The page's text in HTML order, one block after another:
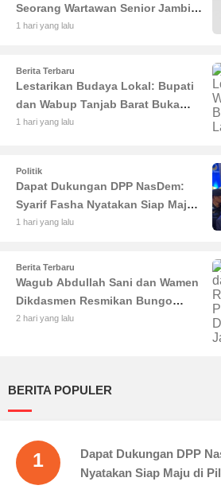
Seorang Wartawan Senior Jambi
Hery Farmansyah atau Hery
1 hari yang lalu
Berita Terbaru
Lestarikan Budaya Lokal: Bupati
dan Wabup Tanjab Barat Buka
Lomba Sauk'an Layangan
1 hari yang lalu
Politik
Dapat Dukungan DPP NasDem:
Syarif Fasha Nyatakan Siap Maju
di Pilgub Jambi
1 hari yang lalu
Berita Terbaru
Wagub Abdullah Sani dan Wamen
Dikdasmen Resmikan Bungo
Pintar: Dorong Digitalisasi
2 hari yang lalu
BERITA POPULER
1
Dapat Dukungan DPP
Nyatakan Siap Maju di